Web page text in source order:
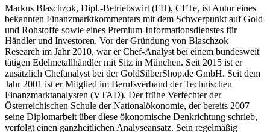
Markus Blaschzok, Dipl.-Betriebswirt (FH), CFTe, ist Autor eines
bekannten Finanzmarktkommentars mit dem Schwerpunkt auf Gold
und Rohstoffe sowie eines Premium-Informationsdienstes für
Händler und Investoren. Vor der Gründung von Blaschzok
Research im Jahr 2010, war er Chef-Analyst bei einem bundesweit
tätigen Edelmetallhändler mit Sitz in München. Seit 2015 ist er
zusätzlich Chefanalyst bei der GoldSilberShop.de GmbH. Seit dem
Jahr 2001 ist er Mitglied im Berufsverband der Technischen
Finanzmarktanalysten (VTAD). Der frühe Verfechter der
Österreichischen Schule der Nationalökonomie, der bereits 2007
seine Diplomarbeit über diese ökonomische Denkrichtung schrieb,
verfolgt einen ganzheitlichen Analyseansatz. Sein regelmäßig